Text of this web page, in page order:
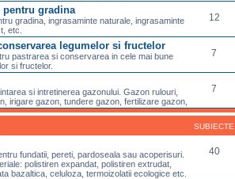
pentru gradina
gradina, ingrasaminte naturale, ingrasaminte
etc.
12
legumelor si fructelor
pastrarea si conservarea in cele mai bune
si fructelor.
7
si intretinerea gazonului. Gazon rulouri,
irigare gazon, tundere gazon, fertilizare gazon,
7
SUBIECTE
fundatii, pereti, pardoseala sau acoperisuri.
polistiren expandat, polistiren extrudat,
bazaltica, celuloza, termoizolatii ecologice etc.
40